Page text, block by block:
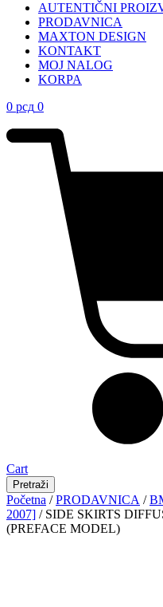
AUTENTIČNI
PRODAVNICA
MAXTON DESIGN
KONTAKT
MOJ NALOG
KORPA
0 рсд 0
Cart
Pretraži
Početna /PRODAVNICA /
2007] / SIDE SKIRTS
(PREFACE MODEL)